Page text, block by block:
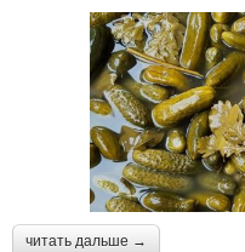
читать дальше →